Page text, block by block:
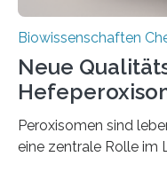
Biowissenschaften
Neue
Peroxisomen sind
eine zentrale Rolle im